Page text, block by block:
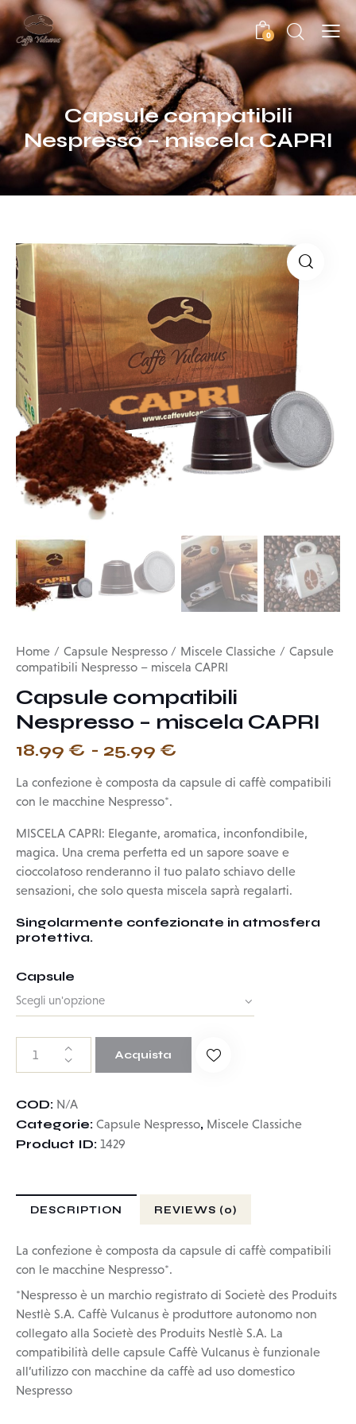
0
Capsule compatibili
Nespresso – miscela CAPRI
Home Capsule Nespresso Miscele Classiche
Capsule
compatibili Nespresso – miscela CAPRI
Capsule compatibili
Nespresso – miscela CAPRI
18.99 € - 25.99 €
La confezione è composta da capsule di caffè compatibili
con le macchine Nespresso*.
MISCELA CAPRI: Elegante, aromatica, inconfondibile,
magica. Una crema perfetta ed un sapore soave e
cioccolatoso renderanno il tuo palato schiavo delle
sensazioni, che solo questa miscela saprà regalarti.
Singolarmente confezionate in atmosfera
protettiva.
Capsule
Acquista
COD: N/A
Categorie: Capsule Nespresso, Miscele Classiche
Product ID: 1429
DESCRIPTION REVIEWS (0)
La confezione è composta da capsule di caffè compatibili
con le macchine Nespresso*.
*Nespresso è un marchio registrato di Societè des Produits
Nestlè S.A. Caffè Vulcanus è produttore autonomo non
collegato alla Societè des Produits Nestlè S.A. La
compatibilità delle capsule Caffè Vulcanus è funzionale
all’utilizzo con macchine da caffè ad uso domestico
Nespresso